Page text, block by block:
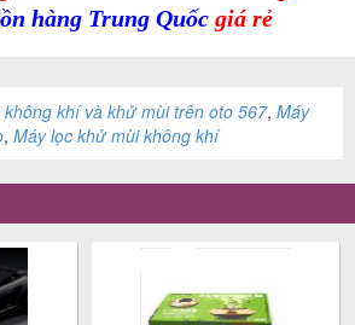
hàng Trung Quốcgiá rẻ
không khí và khử mùi trên oto 567, Máy
, Máy lọc khử mùi không khí